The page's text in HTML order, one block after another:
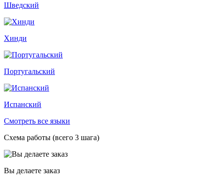
Шведский
Хинди
Португальский
Испанский
Смотреть все языки
Схема работы (всего 3 шага)
Вы делаете заказ